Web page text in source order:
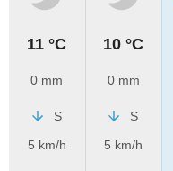
11 °C
0 mm
S
5 km/h
10 °C
0 mm
S
5 km/h